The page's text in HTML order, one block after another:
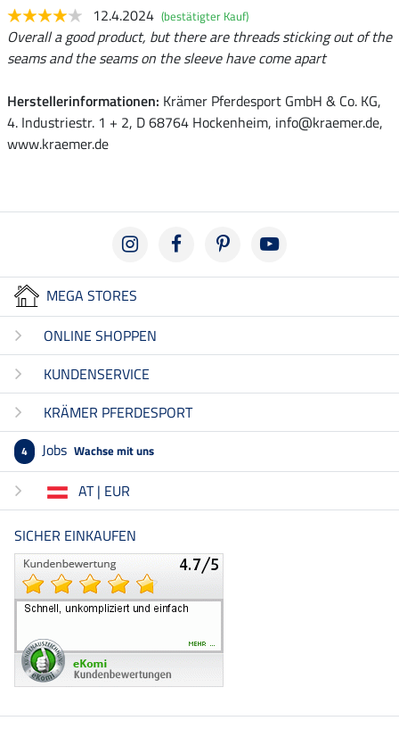
12.4.2024 (bestätigter Kauf)
Overall a good product, but there are threads sticking out of the
seams and the seams on the sleeve have come apart
Herstellerinformationen: Krämer Pferdesport GmbH & Co. KG,
4. Industriestr. 1 + 2, D 68764 Hockenheim, info@kraemer.de,
www.kraemer.de
MEGA STORES
ONLINE SHOPPEN
KUNDENSERVICE
KRÄMER PFERDESPORT
4 Jobs Wachse mit uns
AT | EUR
SICHER EINKAUFEN